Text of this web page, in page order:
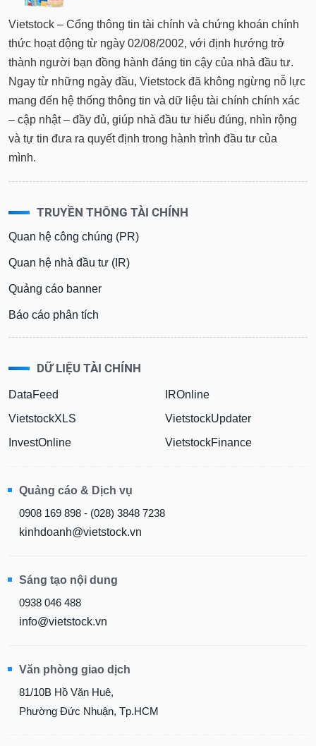
Vietstock – Cổng thông tin tài chính và chứng khoán chính
thức hoạt động từ ngày 02/08/2002, với định hướng trở
thành người bạn đồng hành đáng tin cậy của nhà đầu tư.
Ngay từ những ngày đầu, Vietstock đã không ngừng nỗ lực
mang đến hệ thống thông tin và dữ liệu tài chính chính xác
– cập nhật – đầy đủ, giúp nhà đầu tư hiểu đúng, nhìn rộng
và tự tin đưa ra quyết định trong hành trình đầu tư của
mình.
TRUYỀN THÔNG TÀI CHÍNH
Quan hệ công chúng (PR)
Quan hệ nhà đầu tư (IR)
Quảng cáo banner
Báo cáo phân tích
DỮ LIỆU TÀI CHÍNH
DataFeed
VietstockXLS
InvestOnline
IROnline
VietstockUpdater
VietstockFinance
Quảng cáo & Dịch vụ
0908 169 898 - (028) 3848 7238
kinhdoanh@vietstock.vn
Sáng tạo nội dung
0938 046 488
info@vietstock.vn
Văn phòng giao dịch
81/10B Hồ Văn Huê,
Phường Đức Nhuận, Tp.HCM